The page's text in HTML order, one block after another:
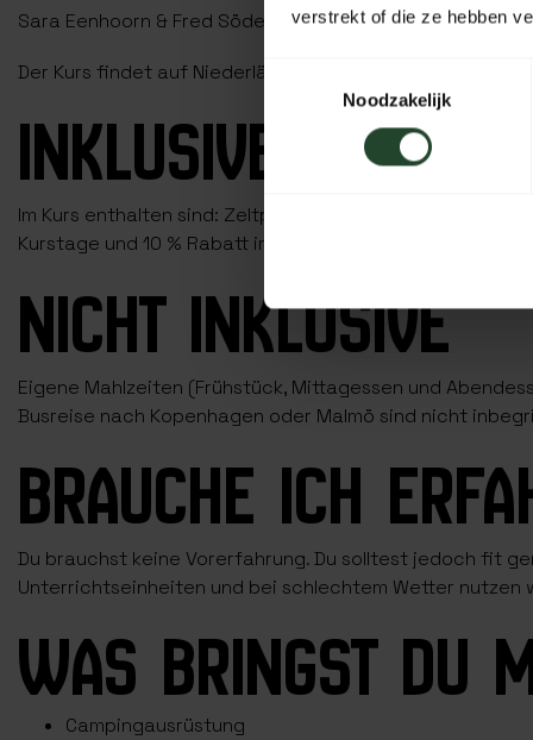
verstrekt of die ze hebben
Toestemmingsselectie
Noodzakelijk
Sara Eenhoorn & Fred Södergran
Der Kurs findet auf Niederländisch und Englisch statt.
INKLUSIVE
Im Kurs enthalten sind: Zeltplatz, Unterrichtsmaterial,
Kurstage und 10 % Rabatt im Bushcraftshop von
NICHT INKLUSIVE
Eigene Mahlzeiten (Frühstück, Mittagessen und
Busreise nach Kopenhagen oder Malmö sind nicht
BRAUCHE ICH
Du brauchst keine Vorerfahrung. Du solltest jedoch fit
Unterrichtseinheiten und bei schlechtem Wetter nutzen
WAS BRINGST DU
Campingausrüstung